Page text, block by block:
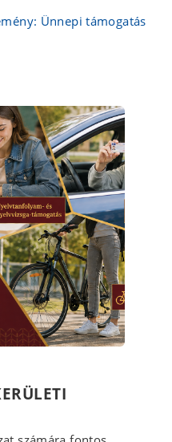
Ünnepi támogatás